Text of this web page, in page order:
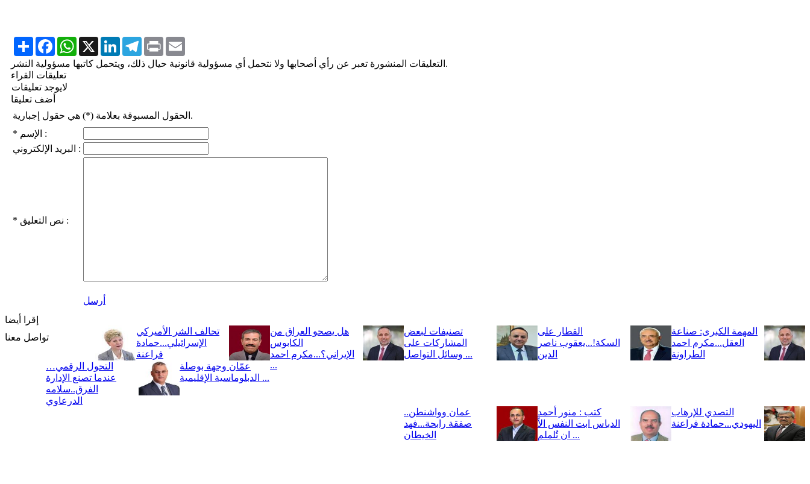
Share FacebookWhatsApp
X LinkedInTelegram
Print
التعليقات المنشورة تعبر عن رأي أصحابها ولا نتحمل أي مسؤولية قانونية حيال ذلك، ويتحمل كاتبها مسؤولية النشر.
تعليقات القراء
لايوجد تعليقات
أضف تعليقا
الحقول المسبوقة بعلامة (*) هي حقول إجبارية.
* الإسم :
البريد الإلكتروني :
* نص التعليق :
أرسل
إقرا أيضا
المهمة الكبرى: صناعة
العقل...مكرم احمد
الطراونة
القطار على
السكة!...يعقوب ناصر
الدين
تصنيفات لبعض
المشاركات على
وسائل التواصل ...
هل يصحو العراق من
الكابوس
الإيراني؟...مكرم احمد
...
تحالف الشر الأميركي
الإسرائيلي...حمادة
فراعنة
عمّان وجهة بوصلة
الدبلوماسية الإقليمية ...
التحول الرقمي…
عندما تصنع الإدارة
الفرق..سلامه
الدرعاوي
التصدي للإرهاب
اليهودي...حمادة فراعنة
كتب : منور أحمد
الدباس ابت النفس الاّ
ان تُلملم ...
عمان وواشنطن..
صفقة رابحة...فهد
الخيطان
تواصل معنا